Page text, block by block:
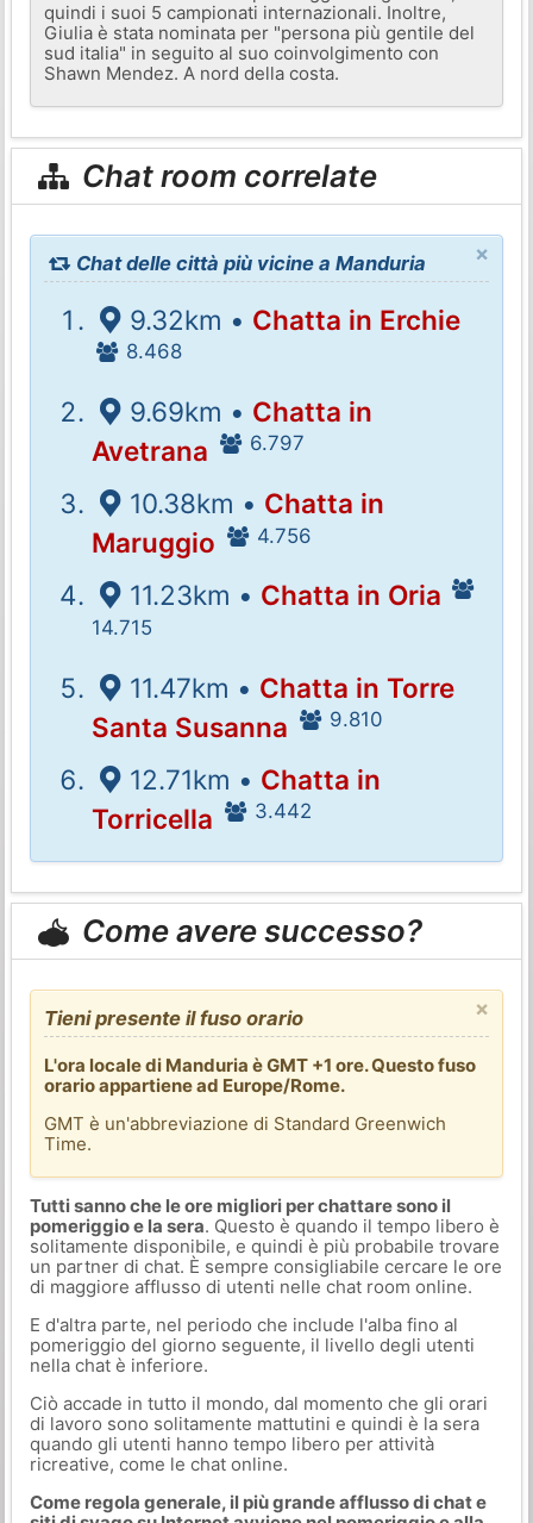
quindi i suoi 5 campionati internazionali. Inoltre,
Giulia è stata nominata per "persona più gentile del
sud italia" in seguito al suo coinvolgimento con
Shawn Mendez. A nord della costa.
Chat room correlate
×
Chat delle città più vicine a Manduria
9.32km • Chatta in Erchie
8.468
9.69km • Chatta in
Avetrana
6.797
10.38km • Chatta in
Maruggio
4.756
11.23km • Chatta in Oria
14.715
11.47km • Chatta in Torre
Santa Susanna
9.810
12.71km • Chatta in
Torricella
3.442
Come avere successo?
×
Tieni presente il fuso orario
L'ora locale di Manduria è GMT +1 ore. Questo fuso
orario appartiene ad Europe/Rome.
GMT è un'abbreviazione di Standard Greenwich
Time.
Tutti sanno che le ore migliori per chattare sono il
pomeriggio e la sera. Questo è quando il tempo libero è
solitamente disponibile, e quindi è più probabile trovare
un partner di chat. È sempre consigliabile cercare le ore
di maggiore afflusso di utenti nelle chat room online.
E d'altra parte, nel periodo che include l'alba fino al
pomeriggio del giorno seguente, il livello degli utenti
nella chat è inferiore.
Ciò accade in tutto il mondo, dal momento che gli orari
di lavoro sono solitamente mattutini e quindi è la sera
quando gli utenti hanno tempo libero per attività
ricreative, come le chat online.
Come regola generale, il più grande afflusso di chat e